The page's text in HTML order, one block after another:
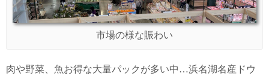
市場の様な賑わい
肉や野菜、魚お得な大量パックが多い中…浜名湖名産ドウ